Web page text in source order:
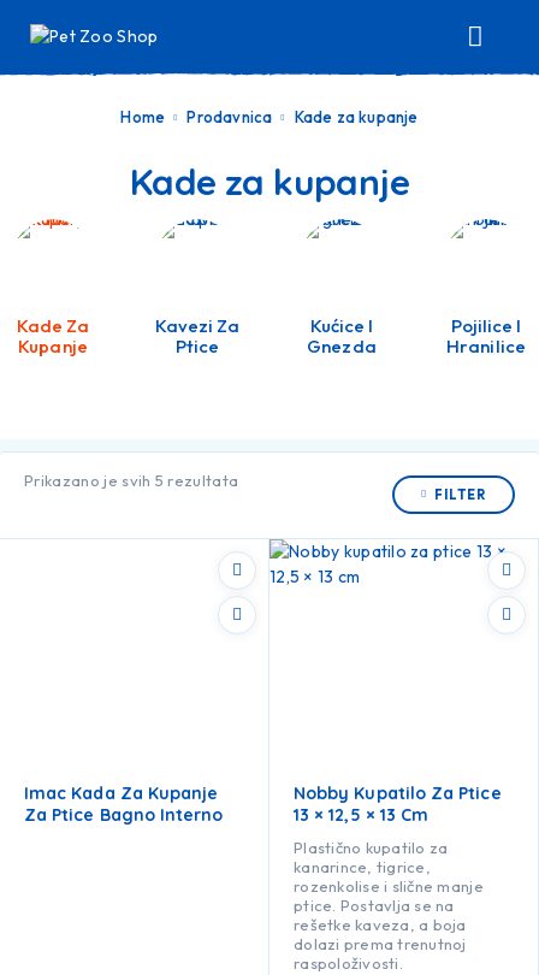
Home Prodavnica Kade za kupanje
Kade za kupanje
Kade Za
Kupanje
Kavezi Za
Ptice
Kućice I
Gnezda
Pojilice I
Hranilice
Prikazano je svih 5 rezultata
FILTER
Imac Kada Za Kupanje
Za Ptice Bagno Interno
Nobby Kupatilo Za Ptice
13 × 12,5 × 13 Cm
Plastično kupatilo za
kanarince, tigrice,
rozenkolise i slične manje
ptice. Postavlja se na
rešetke kaveza, a boja
dolazi prema trenutnoj
raspoloživosti.